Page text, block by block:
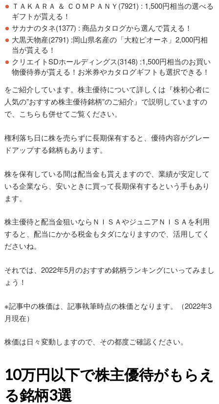
ＴＡＫＡＲＡ ＆ ＣＯＭＰＡＮＹ(7921) : 1,500円相当の選べる
ギフトが貰える！
サカナのタネ(1377) : 商品カタログから選んで貰える！
大黒天物産(2791) :岡山県名産の「大粒ピオーネ」2,000円相
当が貰える！
クリエイトSDホールディングス(3148) :1,500円相当のお買い
物優待券が貰える！お米券やカタログギフトも選択できる！
をご紹介しています。株主優待について詳しくは『株初心者に
人気の”おすすめ株主優待銘柄”のご紹介』で説明していますの
で、こちらも併せてご覧ください。
権利落ち日に株を売らずに長期保有すると、優待内容がグレー
ドアップする銘柄もあります。
株を保有している間は配当金も貰えますので、業績が安定して
いる企業なら、安いときに買って長期保有するという手もあり
ます。
株主優待と配当金狙いならＮＩＳＡやジュニアＮＩＳＡを利用
すると、配当にかかる税金もタダになりますので、活用してく
ださいね。
それでは、2022年5月のおすすめ銘柄ランキングにいってみまし
ょう！
※記事中の株価は、記事執筆時点の株価となります。（2022年3
月現在）
株価は日々変動しますので、その都度ご確認ください。
10万円以下で株主優待がもらえ
る銘柄3選